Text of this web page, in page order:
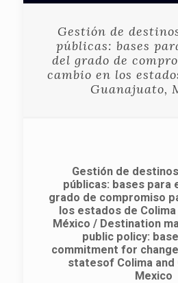
Gestión de
públicas: bases
del grado de
cambio en los
Guanajuato,
Gestión de
públicas: bases para
grado de compromiso
los estados de Colima
México / Destination
public policy:
commitment for
statesof Colima and
Mexico